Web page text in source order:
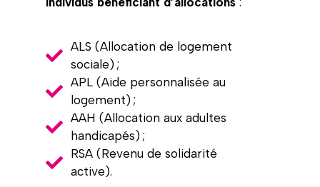
ALS (Allocation de logement
sociale) ;
APL (Aide personnalisée au
logement) ;
AAH (Allocation aux adultes
handicapés) ;
RSA (Revenu de solidarité
active).